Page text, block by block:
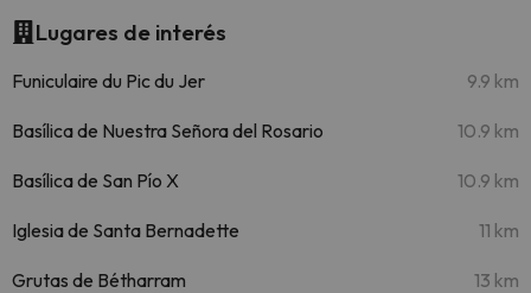
Lugares de interés
Funiculaire du Pic du Jer 9.9 km
Basílica de Nuestra Señora del Rosario 10.9 km
Basílica de San Pío X 10.9 km
Iglesia de Santa Bernadette 11 km
Grutas de Bétharram 13 km